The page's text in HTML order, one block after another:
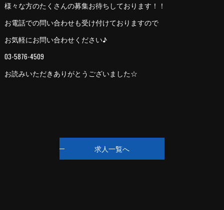
様々な方のたくさんの募集お待ちしております！！
お電話での問い合わせも受け付けておりますので
お気軽にお問い合わせください♪
03-5876-4509
お読みいただきありがとうございました☆
求人一覧へ